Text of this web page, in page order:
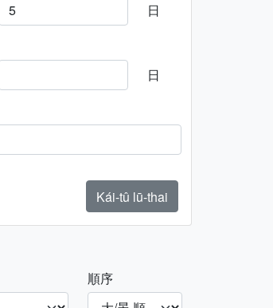
日
日
Kái-tû lū-thai
順序